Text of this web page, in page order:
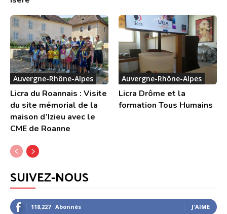
Auvergne-Rhône-Alpes
Licra du Roannais : Visite
du site mémorial de la
maison d’Izieu avec le
CME de Roanne
Auvergne-Rhône-Alpes
Licra Drôme et la
formation Tous Humains
SUIVEZ-NOUS
118,227 Abonnés J'AIME